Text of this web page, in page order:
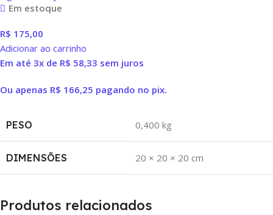
Em estoque
R$ 175,00
Adicionar ao carrinho
Em até 3x de R$ 58,33 sem juros
Ou apenas R$ 166,25 pagando no pix.
PESO 0,400 kg
DIMENSÕES 20 × 20 × 20 cm
Produtos relacionados